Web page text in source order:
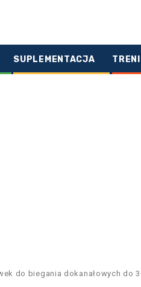
SUPLEMENTACJA
do biegania dokanałowych do